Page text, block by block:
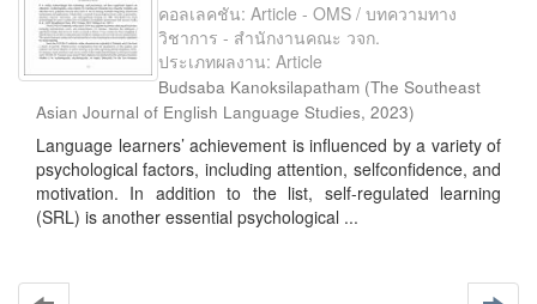
คอลเลคชัน: Article - OMS / บทความทาง
วิชาการ - สำนักงานคณะ วจก.
ประเภทผลงาน: Article
Budsaba Kanoksilapatham (The Southeast
Asian Journal of English Language Studies, 2023)
Language learners’ achievement is influenced by a variety of
psychological factors, including attention, selfconfidence, and
motivation. In addition to the list, self-regulated learning
(SRL) is another essential psychological ...